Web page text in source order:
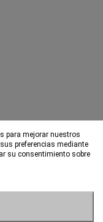
para mejorar nuestros
preferencias mediante
su consentimiento sobre